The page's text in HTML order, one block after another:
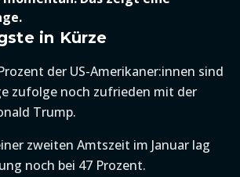
in Kürze
der US-Amerikaner:innen sind
zufolge noch zufrieden mit der
Trump.
zweiten Amtszeit im Januar lag
noch bei 47 Prozent.